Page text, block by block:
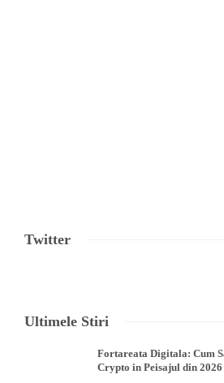
Twitter
Ultimele Stiri
Fortareata Digitala: Cum
Crypto in Peisajul din 2026